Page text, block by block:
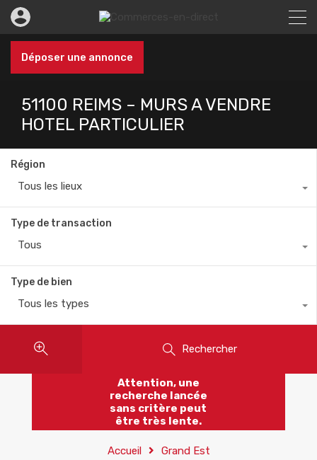
Déposer une annonce
51100 REIMS – MURS A VENDRE
HOTEL PARTICULIER
Région
Tous les lieux
Type de transaction
Tous
Type de bien
Tous les types
Rechercher
Attention, une
recherche lancée
sans critère peut
être très lente.
Accueil Grand Est